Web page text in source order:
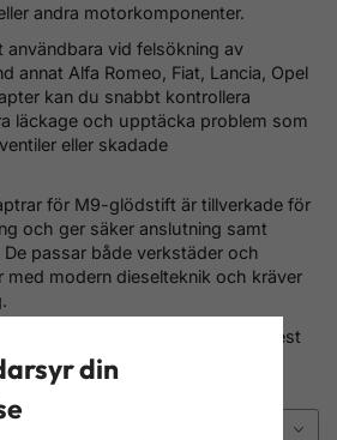
andra motorkomponenter.
vid felsökning av
annat Alfa Romeo, Fiat, Lancia, Opel
kan du snabbt kontrollera
läckage och upptäcka problem som
eller skadade
för M9-glödstift är tillverkade för
och ger säker anslutning samt
passar både verkstäder och
med modern dieselteknik och kräver
eller tryckförlusttest
för effektiv och noggrann
din